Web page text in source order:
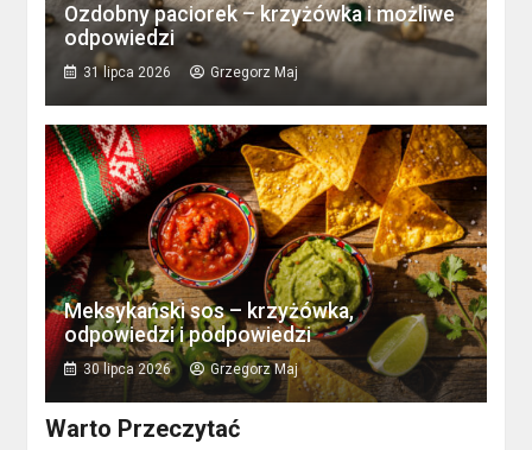
Ozdobny paciorek – krzyżówka i możliwe
odpowiedzi
31 lipca 2026 Grzegorz Maj
Meksykański sos – krzyżówka,
odpowiedzi i podpowiedzi
30 lipca 2026 Grzegorz Maj
Warto Przeczytać